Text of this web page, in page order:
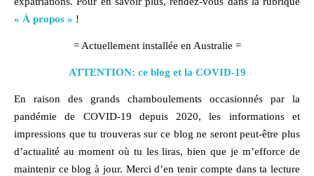
« À propos » !
= Actuellement installée en Australie =
ATTENTION: ce blog et la COVID-19
En raison des grands chamboulements occasionnés par la
pandémie de COVID-19 depuis 2020, les informations et
impressions que tu trouveras sur ce blog ne seront peut-être plus
d’actualité au moment où tu les liras, bien que je m’efforce de
maintenir ce blog à jour. Merci d’en tenir compte dans ta lecture